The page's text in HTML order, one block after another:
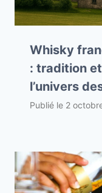
Whisky
: tradition
l’univers
Publié le 2